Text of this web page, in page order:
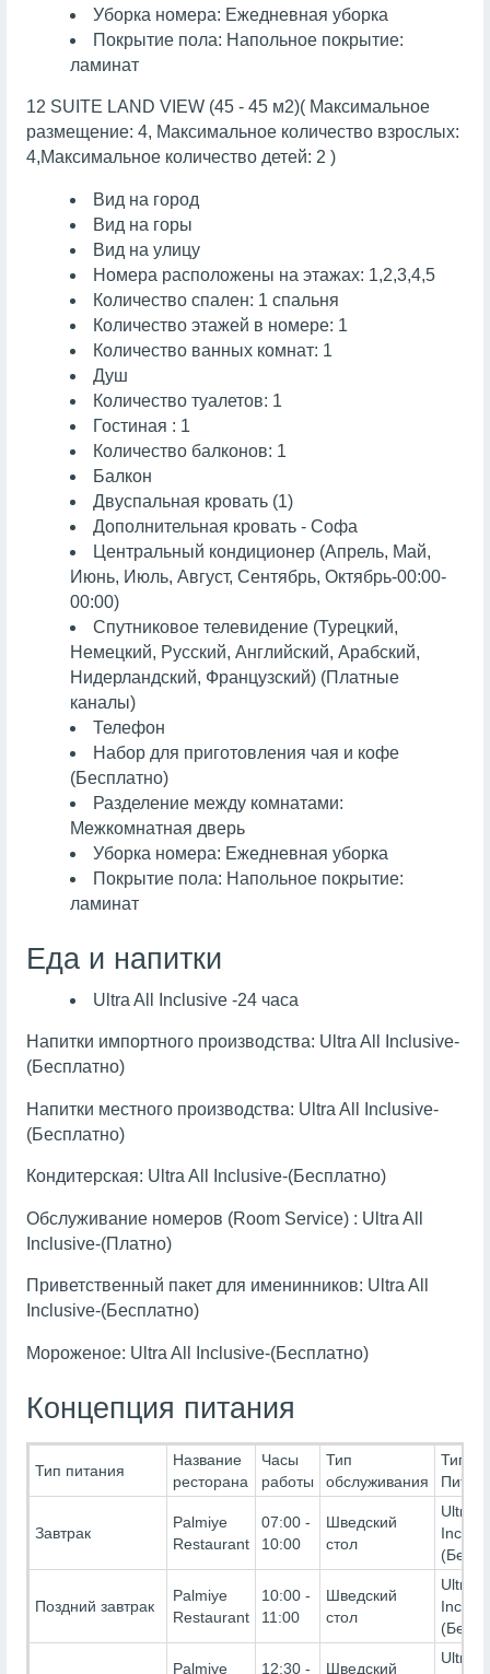
Уборка номера: Ежедневная уборка
Покрытие пола: Напольное покрытие:
ламинат
12 SUITE LAND VIEW (45 - 45 м2)( Максимальное
размещение: 4, Максимальное количество взрослых:
4,Максимальное количество детей: 2 )
Вид на город
Вид на горы
Вид на улицу
Номера расположены на этажах: 1,2,3,4,5
Количество спален: 1 спальня
Количество этажей в номере: 1
Количество ванных комнат: 1
Душ
Количество туалетов: 1
Гостиная : 1
Количество балконов: 1
Балкон
Двуспальная кровать (1)
Дополнительная кровать - Софа
Центральный кондиционер (Апрель, Май,
Июнь, Июль, Август, Сентябрь, Октябрь-00:00-
00:00)
Спутниковое телевидение (Турецкий,
Немецкий, Русский, Английский, Арабский,
Нидерландский, Французский) (Платные
каналы)
Телефон
Набор для приготовления чая и кофе
(Бесплатно)
Разделение между комнатами:
Межкомнатная дверь
Уборка номера: Ежедневная уборка
Покрытие пола: Напольное покрытие:
ламинат
Еда и напитки
Ultra All Inclusive -24 часа
Напитки импортного производства: Ultra All Inclusive-
(Бесплатно)
Напитки местного производства: Ultra All Inclusive-
(Бесплатно)
Кондитерская: Ultra All Inclusive-(Бесплатно)
Обслуживание номеров (Room Service) : Ultra All
Inclusive-(Платно)
Приветственный пакет для именинников: Ultra All
Inclusive-(Бесплатно)
Мороженое: Ultra All Inclusive-(Бесплатно)
Концепция питания
Тип питания
Название
ресторана
Часы
работы
Тип
обслуживания
Тип
Завтрак
Palmiye
Restaurant
07:00 -
10:00
Шведский
стол
Ultra
Поздний завтрак
Palmiye
Restaurant
10:00 -
11:00
Шведский
стол
Ultra
Palmiye 12:30 - Шведский
Ultra